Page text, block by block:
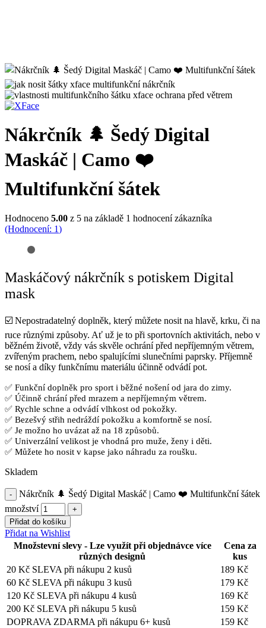
Nákrčník 🌲 Šedý Digital
Maskáč | Camo ❤️
Multifunkční šátek
Hodnoceno 5.00 z 5 na základě 1 hodnocení zákazníka
(Hodnocení: 1)
Maskáčový nákrčník s potiskem Digital
mask
☑️ Nepostradatelný doplněk, který můžete nosit na hlavě, krku, či na
ruce různými způsoby. Ať už je to při sportovních aktivitách, nebo v
běžném životě, vždy vás skvěle ochrání před nepříjemným větrem,
zvířeným prachem, nebo spalujícími slunečními paprsky. Příjemně
se nosí a díky funkčnímu materiálu účinně odvádí pot.
✅ Funkční doplněk pro sport i běžné nošení od jara do zimy.
✅ Účinně chrání před mrazem a nepříjemným větrem.
✅ Rychle schne a odvádí vlhkost od pokožky.
✅ Bezešvý střih nedráždí pokožku a komfortně se nosí.
✅ Je možno ho uvázat až na 18 způsobů.
✅ Univerzální velikost je vhodná pro muže, ženy i děti.
✅ Můžete ho nosit v kapse jako náhradu za roušku.
Skladem
Nákrčník 🌲 Šedý Digital Maskáč | Camo ❤️ Multifunkční šátek
množství
Přidat do košíku
Přidat na Wishlist
Množstevní slevy - Lze využít při objednávce více
různých designů
Cena za
kus
20 Kč SLEVA při nákupu 2 kusů
189 Kč
60 Kč SLEVA při nákupu 3 kusů
179 Kč
120 Kč SLEVA při nákupu 4 kusů
169 Kč
200 Kč SLEVA při nákupu 5 kusů
159 Kč
DOPRAVA ZDARMA při nákupu 6+ kusů
159 Kč